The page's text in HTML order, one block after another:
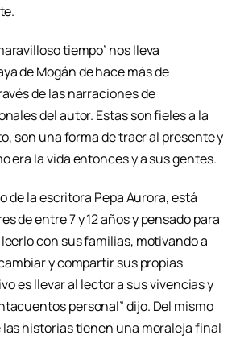
tiempo’ nos lleva
de Mogán de hace más de
de las narraciones de
del autor. Estas son fieles a la
son una forma de traer al presente y
era la vida entonces y a sus gentes.
de la escritora Pepa Aurora, está
de entre 7 y 12 años y pensado para
con sus familias, motivando a
y compartir sus propias
es llevar al lector a sus vivencias y
personal” dijo. Del mismo
historias tienen una moraleja final